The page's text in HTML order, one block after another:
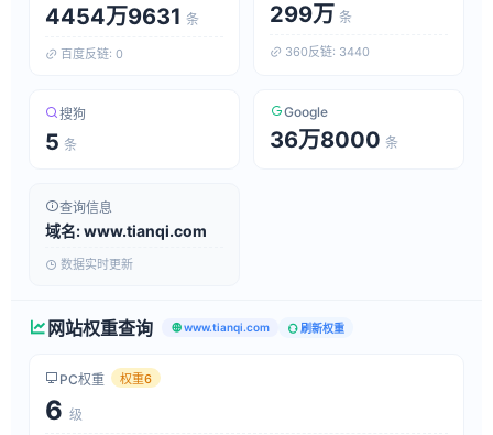
4454万9631 条
百度反链: 0
299万 条
360反链: 3440
搜狗
5 条
Google
36万8000 条
查询信息
域名: www.tianqi.com
数据实时更新
网站权重查询 www.tianqi.com 刷新权重
PC权重 权重6
6 级